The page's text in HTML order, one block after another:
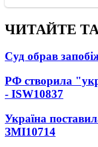
ЧИТАЙТЕ
Суд обрав
РФ створила
- ISW10837
Україна
ЗМІ10714